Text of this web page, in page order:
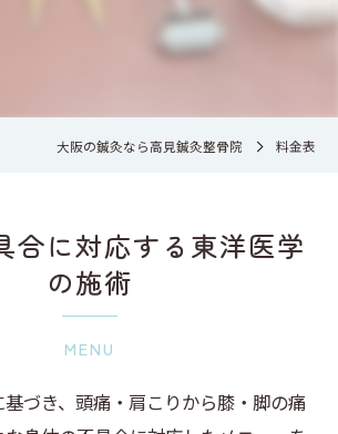
大阪の鍼灸なら高見鍼灸整骨院 料金表
合に対応する東洋医学
の施術
MENU
づき、頭痛・肩こりから膝・脚の痛